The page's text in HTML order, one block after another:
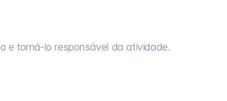
e torná-lo responsável da atividade.